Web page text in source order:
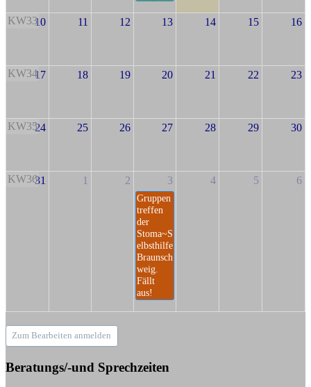
KW3310 11 12 13 14 15 16
KW3417 18 19 20 21 22 23
KW3524 25 26 27 28 29 30
KW3631 1 2 3
Gruppen
treffen
der
Stoma~S
elbsthilfe
Braunsch
weig.
Fällt
aus!
4 5 6
Zum Bearbeiten anmelden
Beratungs/-und Sprechzeiten